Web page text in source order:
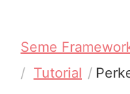
Seme
Tutorial